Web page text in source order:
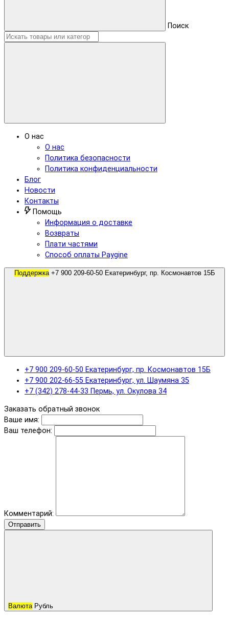
Поиск
О нас
О нас
Политика безопасности
Политика конфиденциальности
Блог
Новости
Контакты
Помощь
Информация о доставке
Возвраты
Плати частями
Способ оплаты Paygine
Поддержка
+7 900 209-60-50 Екатеринбург, пр. Космонавтов 15Б
+7 900 202-66-55 Екатеринбург, ул. Шаумяна 35
+7 (342) 278-44-33 Пермь, ул. Окулова 34
Заказать обратный звонок
Ваше имя:
Ваш телефон:
Комментарий:
Отправить
Валюта Рубль